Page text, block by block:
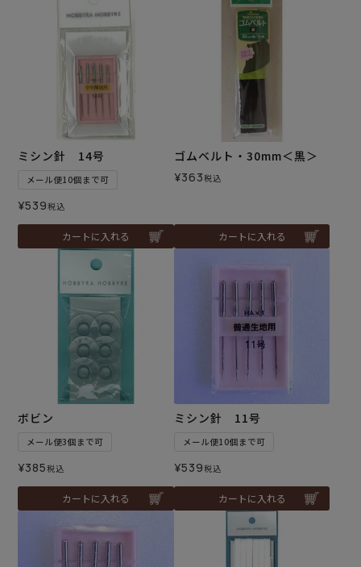
ミシン針 14号
メール便10個まで可
¥539税込
カートに入れる
ゴムベルト・30mm＜黒＞
¥363税込
カートに入れる
ボビン
メール便3個まで可
¥385税込
カートに入れる
ミシン針 11号
メール便10個まで可
¥539税込
カートに入れる